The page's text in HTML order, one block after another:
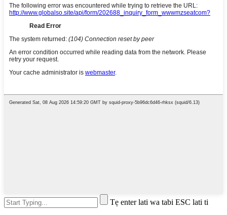
Tẹ enter lati wa tabi ESC lati ti